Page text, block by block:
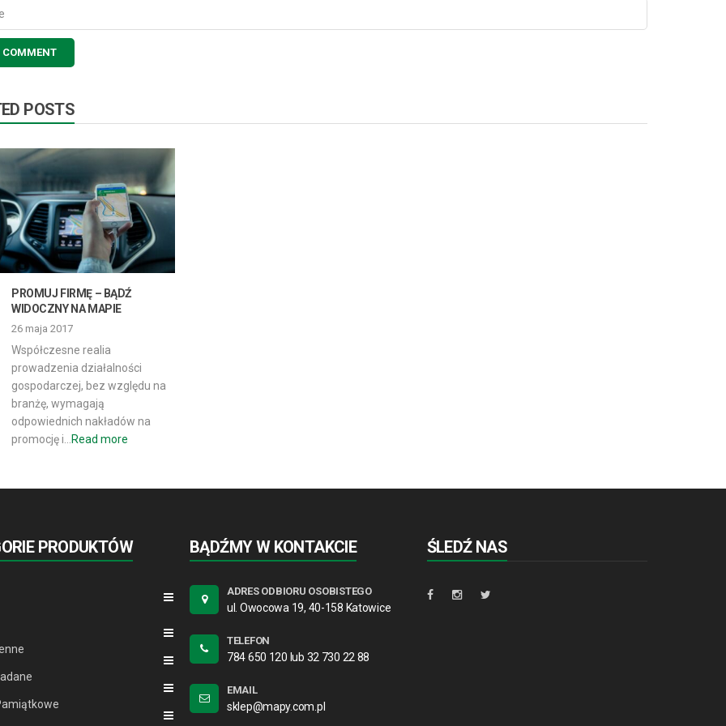
POSTS
PROMUJ FIRMĘ – BĄDŹ
WIDOCZNY NA MAPIE
26 maja 2017
Współczesne realia
prowadzenia działalności
gospodarczej, bez względu na
branżę, wymagają
odpowiednich nakładów na
promocję i…
Read more
PRODUKTÓW BĄDŹMY W KONTAKCIE
ADRES ODBIORU OSOBISTEGO
ul. Owocowa 19, 40-158 Katowice
TELEFON
784 650 120 lub 32 730 22 88
EMAIL
sklep@mapy.com.pl
ŚLEDŹ NAS